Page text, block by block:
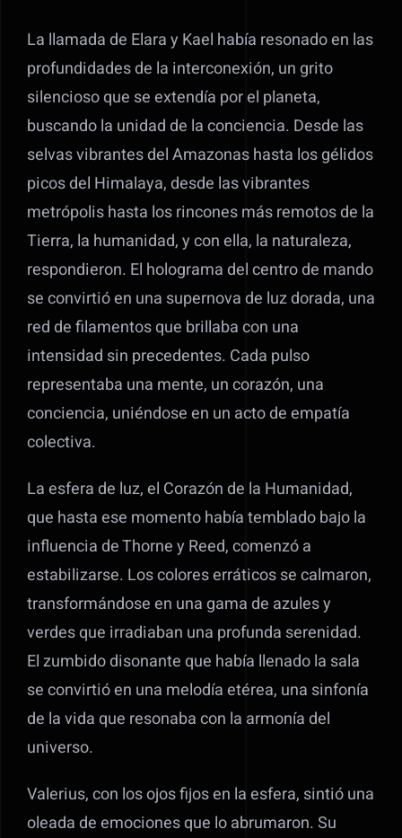
La llamada de Elara y Kael había resonado en las
profundidades de la interconexión, un grito
silencioso que se extendía por el planeta,
buscando la unidad de la conciencia. Desde las
selvas vibrantes del Amazonas hasta los gélidos
picos del Himalaya, desde las vibrantes
metrópolis hasta los rincones más remotos de la
Tierra, la humanidad, y con ella, la naturaleza,
respondieron. El holograma del centro de mando
se convirtió en una supernova de luz dorada, una
red de filamentos que brillaba con una
intensidad sin precedentes. Cada pulso
representaba una mente, un corazón, una
conciencia, uniéndose en un acto de empatía
colectiva.
La esfera de luz, el Corazón de la Humanidad,
que hasta ese momento había temblado bajo la
influencia de Thorne y Reed, comenzó a
estabilizarse. Los colores erráticos se calmaron,
transformándose en una gama de azules y
verdes que irradiaban una profunda serenidad.
El zumbido disonante que había llenado la sala
se convirtió en una melodía etérea, una sinfonía
de la vida que resonaba con la armonía del
universo.
Valerius, con los ojos fijos en la esfera, sintió una
oleada de emociones que lo abrumaron. Su